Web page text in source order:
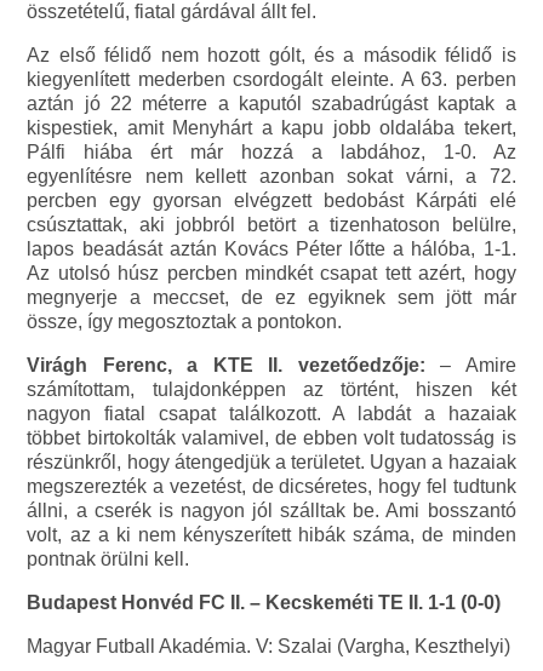
összetételű, fiatal gárdával állt fel.
Az első félidő nem hozott gólt, és a második félidő is
kiegyenlített mederben csordogált eleinte. A 63. perben
aztán jó 22 méterre a kaputól szabadrúgást kaptak a
kispestiek, amit Menyhárt a kapu jobb oldalába tekert,
Pálfi hiába ért már hozzá a labdához, 1-0. Az
egyenlítésre nem kellett azonban sokat várni, a 72.
percben egy gyorsan elvégzett bedobást Kárpáti elé
csúsztattak, aki jobbról betört a tizenhatoson belülre,
lapos beadását aztán Kovács Péter lőtte a hálóba, 1-1.
Az utolsó húsz percben mindkét csapat tett azért, hogy
megnyerje a meccset, de ez egyiknek sem jött már
össze, így megosztoztak a pontokon.
Virágh Ferenc, a KTE II. vezetőedzője: – Amire
számítottam, tulajdonképpen az történt, hiszen két
nagyon fiatal csapat találkozott. A labdát a hazaiak
többet birtokolták valamivel, de ebben volt tudatosság is
részünkről, hogy átengedjük a területet. Ugyan a hazaiak
megszerezték a vezetést, de dicséretes, hogy fel tudtunk
állni, a cserék is nagyon jól szálltak be. Ami bosszantó
volt, az a ki nem kényszerített hibák száma, de minden
pontnak örülni kell.
Budapest Honvéd FC II. – Kecskeméti TE II. 1-1 (0-0)
Magyar Futball Akadémia. V: Szalai (Vargha, Keszthelyi)